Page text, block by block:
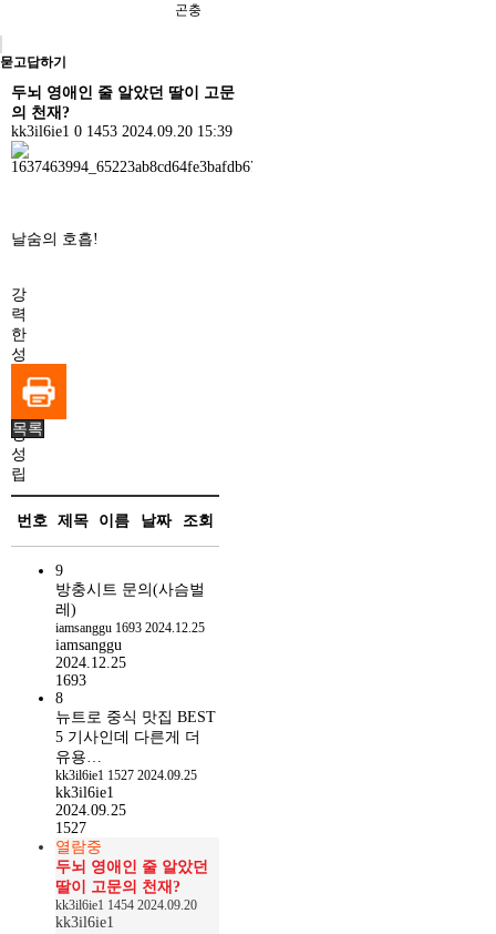
곤충
묻고답하기
두뇌 영애인 줄 알았던 딸이 고문
의 천재?
kk3il6ie1 0 1453 2024.09.20 15:39
날숨의 호흡!
강
력
한
성
과
정
성
립
힙
롱
목록
번호 제목 이름 날짜 조회
9
방충시트 문의(사슴벌
레)
iamsanggu 1693 2024.12.25
iamsanggu
2024.12.25
1693
8
뉴트로 중식 맛집 BEST
5 기사인데 다른게 더
유용…
kk3il6ie1 1527 2024.09.25
kk3il6ie1
2024.09.25
1527
열람중
두뇌 영애인 줄 알았던
딸이 고문의 천재?
kk3il6ie1 1454 2024.09.20
kk3il6ie1